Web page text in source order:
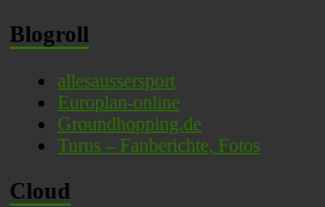
Blogroll
allesaussersport
Europlan-online
Groundhopping.de
Turus – Fanberichte, Fotos
Cloud